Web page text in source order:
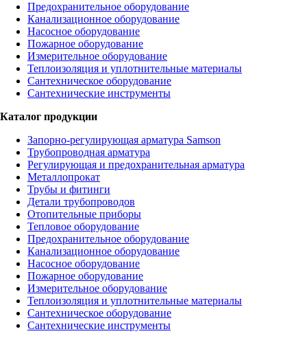
Предохранительное оборудование
Канализационное оборудование
Насосное оборудование
Пожарное оборудование
Измерительное оборудование
Теплоизоляция и уплотнительные материалы
Сантехническое оборудование
Сантехнические инструменты
Каталог продукции
Запорно-регулирующая арматура Samson
Трубопроводная арматура
Регулирующая и предохранительная арматура
Металлопрокат
Трубы и фитинги
Детали трубопроводов
Отопительные приборы
Тепловое оборудование
Предохранительное оборудование
Канализационное оборудование
Насосное оборудование
Пожарное оборудование
Измерительное оборудование
Теплоизоляция и уплотнительные материалы
Сантехническое оборудование
Сантехнические инструменты